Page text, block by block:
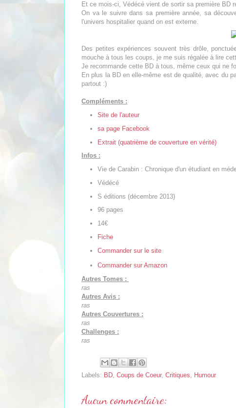
Et ce mois-ci, Védécé vient de sortir sa première BD
On va le suivre dans sa première année, sa
l'univers hospitalier quand on est externe.
Des petites expériences souvent très drôle,
mouche à tous les coups, je me suis régalée à lire
Je recommande cette BD à tous, même ceux qui ne
En plus la BD en elle-même est de qualité, avec du
partout :)
Compléments :
Site de l'auteur
sa page Facebook
Extrait (quatrième de couverture en vérité)
Infos :
Vie de Carabin : Chronique d'un étudiant en
Védécé
S éditions (décembre 2013)
96 pages
14€
Fiche
Commander sur le site
Commander sur Amazon
Autres Tomes :
ras
Autres Avis :
ras
Autres Couvertures :
ras
Challenges :
ras
Labels: BD, Coups de Coeur, Critiques, Humour
Aucun commentaire: